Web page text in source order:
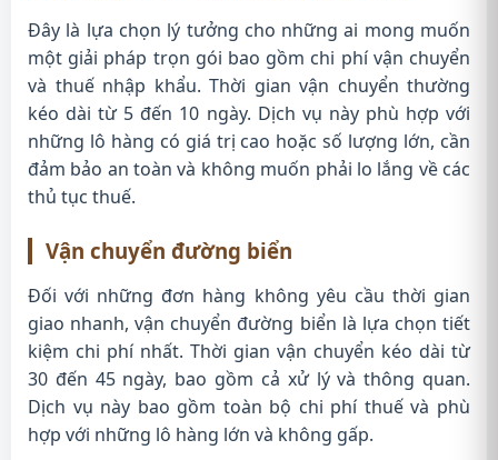
Đây là lựa chọn lý tưởng cho những ai mong muốn
một giải pháp trọn gói bao gồm chi phí vận chuyển
và thuế nhập khẩu. Thời gian vận chuyển thường
kéo dài từ 5 đến 10 ngày. Dịch vụ này phù hợp với
những lô hàng có giá trị cao hoặc số lượng lớn, cần
đảm bảo an toàn và không muốn phải lo lắng về các
thủ tục thuế.
Vận chuyển đường biển
Đối với những đơn hàng không yêu cầu thời gian
giao nhanh, vận chuyển đường biển là lựa chọn tiết
kiệm chi phí nhất. Thời gian vận chuyển kéo dài từ
30 đến 45 ngày, bao gồm cả xử lý và thông quan.
Dịch vụ này bao gồm toàn bộ chi phí thuế và phù
hợp với những lô hàng lớn và không gấp.